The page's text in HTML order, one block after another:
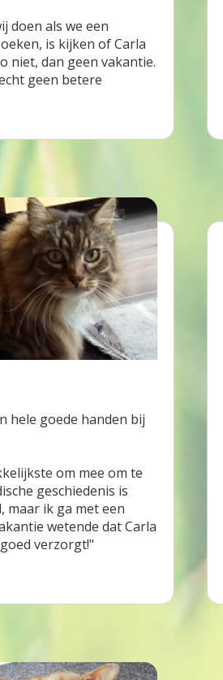
doen als we een
is kijken of Carla
niet, dan geen vakantie.
geen betere
hele goede handen bij
om mee om te
geschiedenis is
maar ik ga met een
wetende dat Carla
verzorgt!"